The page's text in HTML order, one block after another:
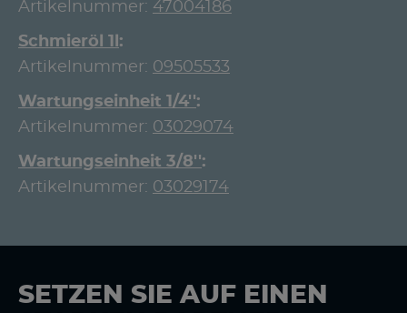
Artikelnummer: 47004186
Schmieröl 1l
Artikelnummer: 09505533
Wartungseinheit 1/4''
Artikelnummer: 03029074
Wartungseinheit 3/8''
Artikelnummer: 03029174
SETZEN SIE AUF EINEN